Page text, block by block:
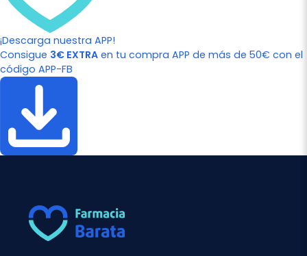
¡Descarga nuestra APP!
Consigue 3€ EXTRA en tu compra APP de más de 50€ con el
código APP-FB